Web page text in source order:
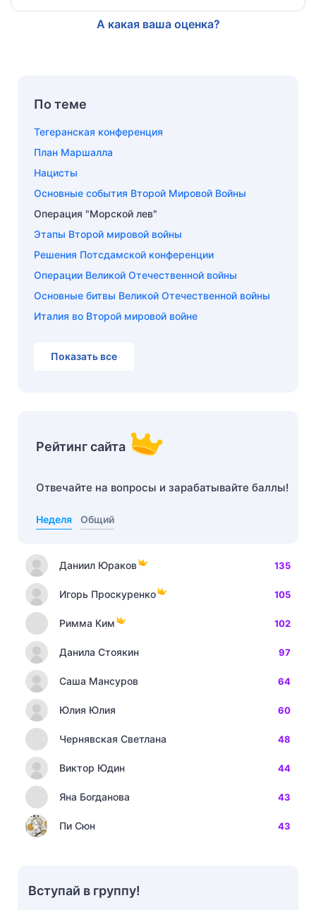
А какая ваша оценка?
По теме
Тегеранская конференция
План Маршалла
Нацисты
Основные события Второй Мировой Войны
Операция "Морской лев"
Этапы Второй мировой войны
Решения Потсдамской конференции
Операции Великой Отечественной войны
Основные битвы Великой Отечественной войны
Италия во Второй мировой войне
Показать все
Рейтинг сайта
Отвечайте на вопросы и зарабатывайте баллы!
Неделя Общий
Даниил Юраков 135
Игорь Проскуренко 105
Римма Ким 102
Данила Стоякин 97
Саша Мансуров 64
Юлия Юлия 60
Чернявская Светлана 48
Виктор Юдин 44
Яна Богданова 43
Пи Сюн 43
Вступай в группу!